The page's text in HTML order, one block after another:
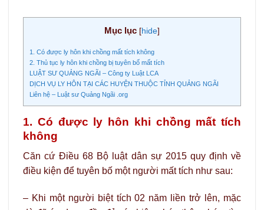
Mục lục [hide]
1. Có được ly hôn khi chồng mất tích không
2. Thủ tục ly hôn khi chồng bị tuyên bố mất tích
LUẬT SƯ QUẢNG NGÃI – Công ty Luật LCA
DỊCH VỤ LY HÔN TẠI CÁC HUYỆN THUỘC TỈNH QUẢNG NGÃI
Liên hệ – Luật sư Quảng Ngãi .org
1. Có được ly hôn khi chồng mất tích
không
Căn cứ Điều 68 Bộ luật dân sự 2015 quy định về
điều kiện để tuyên bố một người mất tích như sau:
– Khi một người biệt tích 02 năm liền trở lên, mặc